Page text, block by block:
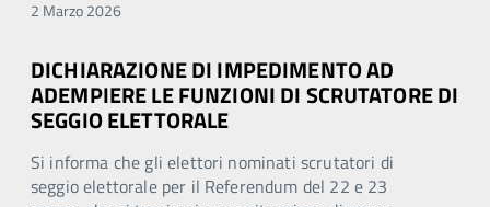
2 Marzo 2026
DICHIARAZIONE DI IMPEDIMENTO AD
ADEMPIERE LE FUNZIONI DI SCRUTATORE DI
SEGGIO ELETTORALE
Si informa che gli elettori nominati scrutatori di
seggio elettorale per il Referendum del 22 e 23